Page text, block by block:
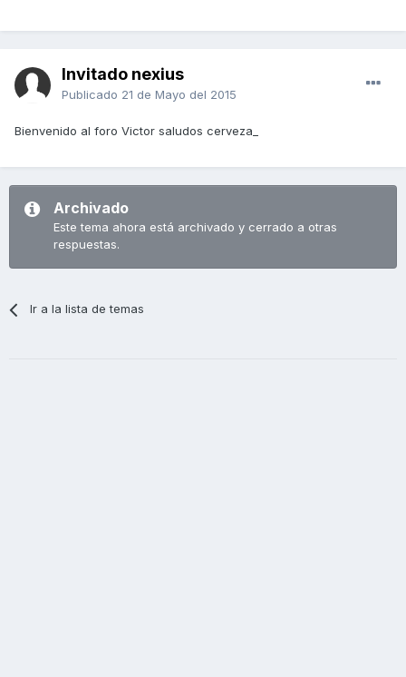
Invitado nexius
Publicado 21 de Mayo del 2015
Bienvenido al foro Victor saludos cerveza_
Archivado
Este tema ahora está archivado y cerrado a otras
respuestas.
Ir a la lista de temas